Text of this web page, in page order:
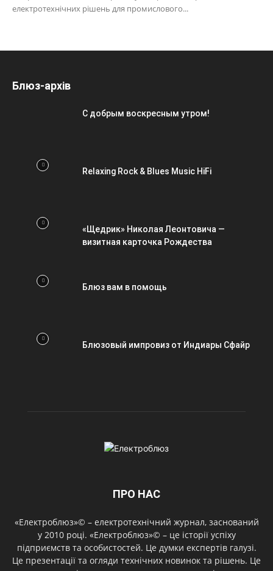
електротехнічних рішень для промислового...
Блюз-архів
С добрым воскресным утром!
Relaxing Rock & Blues Music HiFi
«Щедрик» Николая Леонтовича —
визитная карточка Рождества
Блюз вам в помощь
Блюзовый импровиз от Индиары Сфайр
ПРО НАС
«Електроблюз»© – електротехнічний журнал, заснований
у 2010 році. «Електроблюз»© – це історії успіху
підприємств та особистостей. Це думки експертів галузі.
Це презентації та огляди технічних новинок та рішень. Це